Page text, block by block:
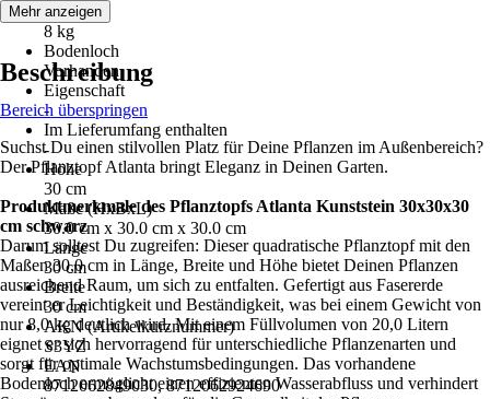
Gewicht
8 kg
Bodenloch
Vorhanden
Eigenschaft
-
Im Lieferumfang enthalten
-
Höhe
30 cm
Maße (HxBxL)
30.0 cm x 30.0 cm x 30.0 cm
Länge
30 cm
Breite
30 cm
AKN (Artikelkurznummer)
S3YZ
EAN
8712062849030, 8712062924690
Mehr anzeigen
Beschreibung
Bereich überspringen
Suchst Du einen stilvollen Platz für Deine Pflanzen im Außenbereich?
Der Pflanztopf Atlanta bringt Eleganz in Deinen Garten.
Produktmerkmale des Pflanztopfs Atlanta Kunststein 30x30x30
cm schwarz
Darum solltest Du zugreifen: Dieser quadratische Pflanztopf mit den
Maßen 30,0 cm in Länge, Breite und Höhe bietet Deinen Pflanzen
ausreichend Raum, um sich zu entfalten. Gefertigt aus Fasererde
vereint er Leichtigkeit und Beständigkeit, was bei einem Gewicht von
nur 8,0 kg deutlich wird. Mit einem Füllvolumen von 20,0 Litern
eignet er sich hervorragend für unterschiedliche Pflanzenarten und
sorgt für optimale Wachstumsbedingungen. Das vorhandene
Bodenloch ermöglicht einen effizienten Wasserabfluss und verhindert